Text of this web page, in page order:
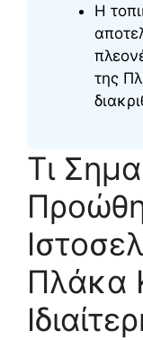
Η
της
Τι
Πλάκα